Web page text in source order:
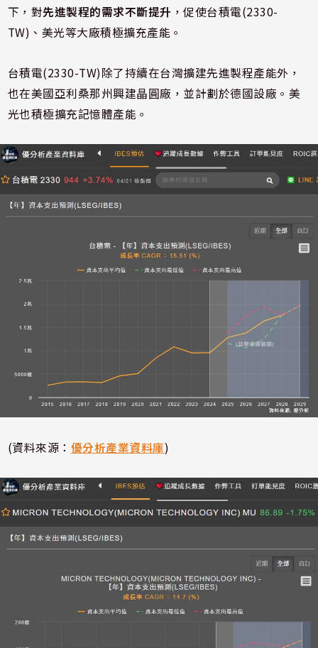
下，對先進製程的需求不斷提升 ，促使台積電(2330-
TW)、美光等大廠積極擴充產能。
台積電(2330-TW)除了持續在台灣擴建先進製程產能外，
也在美國亞利桑那州興建晶圓廠，並計劃於德國設廠。美
光也積極擴充記憶體產能。
(資料來源： 優分析產業資料庫)